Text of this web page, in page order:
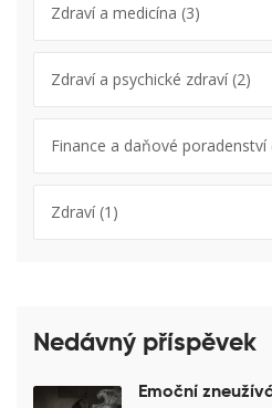
Zdraví a medicína (3)
Zdraví a psychické zdraví(2)
Finance a daňové poradenství
Zdraví(1)
Nedávný příspěvek
Emoční